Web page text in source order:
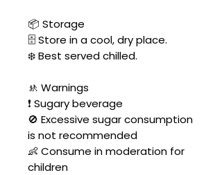
📦 Storage
🗄️ Store in a cool, dry place.
❄️ Best served chilled.
🚸 Warnings
❗ Sugary beverage
🚫 Excessive sugar consumption
is not recommended
👶 Consume in moderation for
children